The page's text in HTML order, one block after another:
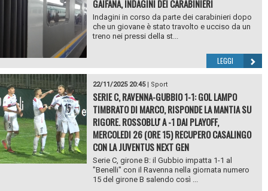
GAIFANA, INDAGINI DEI CARABINIERI
Indagini in corso da parte dei carabinieri dopo
che un giovane è stato travolto e ucciso da un
treno nei pressi della st...
LEGGI
22/11/2025 20:45| Sport
SERIE C, RAVENNA-GUBBIO 1-1: GOL LAMPO
TIMBRATO DI MARCO, RISPONDE LA MANTIA SU
RIGORE. ROSSOBLU' A -1 DAI PLAYOFF,
MERCOLEDI 26 (ORE 15) RECUPERO CASALINGO
CON LA JUVENTUS NEXT GEN
Serie C, girone B: il Gubbio impatta 1-1 al
"Benelli" con il Ravenna nella giornata numero
15 del girone B salendo così ...